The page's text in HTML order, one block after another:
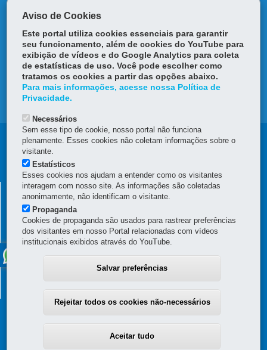
MAPA DO SITE
DENUNCIE CORRUPÇÃO
OUVIDORIA
TRANSPARÊNCIA INSTITUCIONAL
Navegação
principal
INSTITUTO ÁGUA E TERRA
Rua Engenheiros Rebouças, 1206 – Rebouças
PR-41 3213-3700 MAPA
Confira os nossosEndereços em Curitiba
Horário de atendimento:
Aviso de Cookies
Este portal utiliza cookies essenciais para garantir
seu funcionamento, além de cookies do YouTube para
exibição de vídeos e do Google Analytics para coleta
de estatísticas de uso. Você pode escolher como
tratamos os cookies a partir das opções abaixo.
Para mais informações, acesse nossa Política de
Privacidade.
Necessários
Sem esse tipo de cookie, nosso portal não funciona
plenamente. Esses cookies não coletam informações sobre o
visitante.
Estatísticos
Esses cookies nos ajudam a entender como os visitantes
interagem com nosso site. As informações são coletadas
anonimamente, não identificam o visitante.
Propaganda
Cookies de propaganda são usados para rastrear preferências
dos visitantes em nosso Portal relacionadas com vídeos
institucionais exibidos através do YouTube.
Salvar preferências
Rejeitar todos os cookies não-necessários
Aceitar tudo